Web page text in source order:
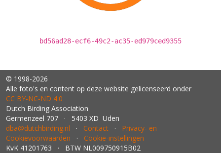
bd56ad28-ecf6-49c2-ac35-ed979ced9355
© 1998-2026
Alle foto's en content op deze website gelicenseerd onder
CC BY‑NC‑ND 4.0
Dutch Birding Association
Germenzeel 707 · 5403 XD Uden
dba@dutchbirding.nl · Contact · Privacy- en
Cookievoorwaarden · Cookie-instellingen
KvK 41201763 · BTW NL009750915B02